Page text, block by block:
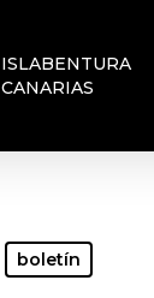
ISLABENTURA
CANARIAS
boletín